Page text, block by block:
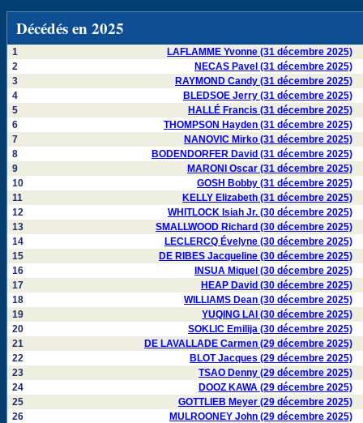
Décédés en 2025
1
LAFLAMME Yvonne (31 décembre 2025)
2
NECAS Pavel (31 décembre 2025)
3
RAYMOND Candy (31 décembre 2025)
4
BLEDSOE Jerry (31 décembre 2025)
5
HALLÉ Francis (31 décembre 2025)
6
THOMPSON Hayden (31 décembre 2025)
7
NANOVIC Mirko (31 décembre 2025)
8
BODENDORFER David (31 décembre 2025)
9
MARONI Oscar (31 décembre 2025)
10
GOSH Bobby (31 décembre 2025)
11
KELLY Elizabeth (31 décembre 2025)
12
WHITLOCK Isiah Jr. (30 décembre 2025)
13
SMALLWOOD Richard (30 décembre 2025)
14
LECLERCQ Évelyne (30 décembre 2025)
15
DE RIBES Jacqueline (30 décembre 2025)
16
INSUA Miquel (30 décembre 2025)
17
HEAP David (30 décembre 2025)
18
WILLIAMS Dean (30 décembre 2025)
19
YUQING LAI (30 décembre 2025)
20
SOKLIC Emilija (30 décembre 2025)
21
DE LAVALLADE Carmen (29 décembre 2025)
22
BLOT Jacques (29 décembre 2025)
23
TSAO Denny (29 décembre 2025)
24
DOOZ KAWA (29 décembre 2025)
25
GOTTLIEB Meyer (29 décembre 2025)
26
MULROONEY John (29 décembre 2025)